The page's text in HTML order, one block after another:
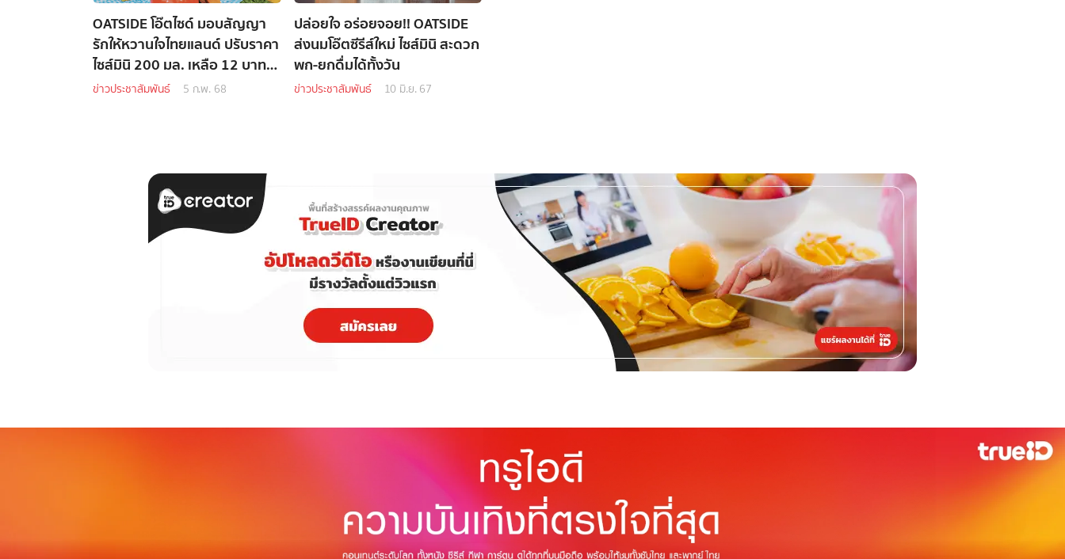
OATSIDE โอ๊ตไซด์ มอบสัญญา
รักให้หวานใจไทยแลนด์ ปรับราคา
ไซส์มินิ 200 มล. เหลือ 12 บาท
พร้อมคงสูตรเดิม
ข่าวประชาสัมพันธ์ 5 ก.พ. 68
ปล่อยใจ อร่อยจอย!! OATSIDE
ส่งนมโอ๊ตซีรีส์ใหม่ ไซส์มินิ สะดวก
พก-ยกดื่มได้ทั้งวัน
ข่าวประชาสัมพันธ์ 10 มิ.ย. 67